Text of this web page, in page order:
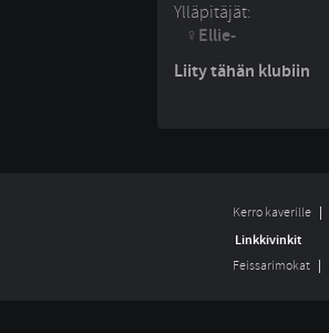
Ylläpitäjät:
Ellie-
Liity tähän klubiin
Kerro kaverille
Linkkivinkit
Feissarimokat